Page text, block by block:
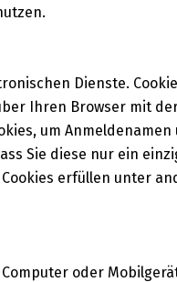
Dienste.
Ihren Browser mit
um
Sie diese nur ein
erfüllen unter
oder